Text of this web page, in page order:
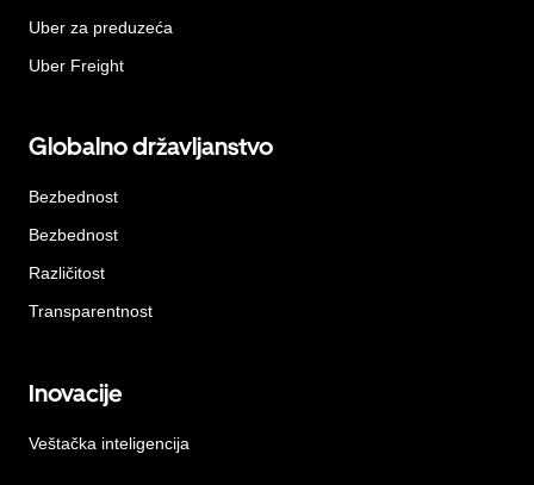
Uber za preduzeća
Uber Freight
Globalno državljanstvo
Bezbednost
Bezbednost
Različitost
Transparentnost
Inovacije
Veštačka inteligencija